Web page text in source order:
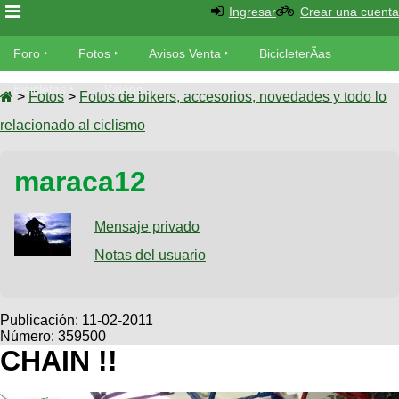
Foro
Foro
TÃ©cnica
Fotos
tu foto
Galeria
XC
Viajes
Descenso
SUBÃ
Buscar
Ultimos
Fotos
BicicleterÃ­
as
Bicicletas
Tandem
Videos
Cicloturismo
Ingresar Crear una cuenta
Foro Fotos Avisos Venta BicicleterÃ­as
Bicicletas Videos
> Fotos > Fotos de bikers, accesorios, novedades y todo lo
relacionado al ciclismo
maraca12
Mensaje privado
Notas del usuario
Publicación: 11-02-2011
Número: 359500
CHAIN !!